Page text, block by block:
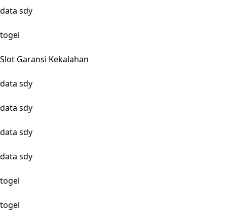
data sdy
togel
Slot Garansi Kekalahan
data sdy
data sdy
data sdy
data sdy
togel
togel